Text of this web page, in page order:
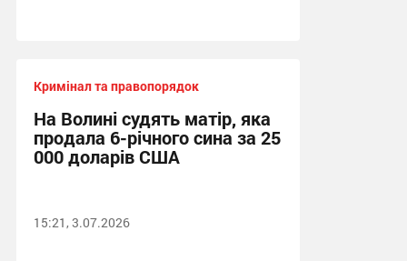
Кримінал та правопорядок
На Волині судять матір, яка
продала 6-річного сина за 25
000 доларів США
15:21, 3.07.2026